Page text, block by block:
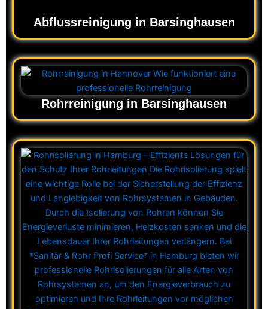
Abflussreinigung in Barsinghausen
Rohrreinigung in Barsinghausen